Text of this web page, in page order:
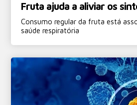
Fruta ajuda a aliviar os
Consumo regular da fruta está
saúde respiratória